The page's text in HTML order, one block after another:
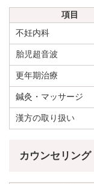
項目
不妊内科
胎児超音波
更年期治療
鍼灸・マッサージ
漢方の取り扱い
カウンセリング